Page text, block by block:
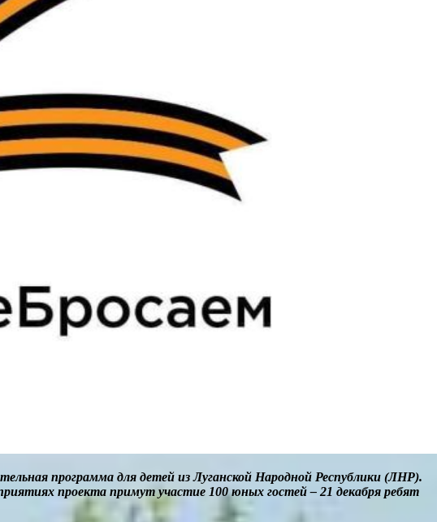
программа для детей из Луганской Народной Республики (ЛНР).
проекта примут участие 100 юных гостей – 21 декабря ребят